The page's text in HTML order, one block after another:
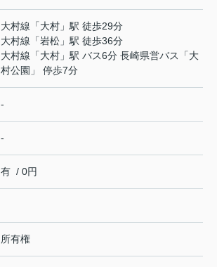
大村線 「大村 」駅 徒歩29分
大村線 「岩松 」駅 徒歩36分
大村線 「大村 」駅 バス6分 長崎県営バス「大
村公園」 停歩7分
-
-
有 / 0円
所有権